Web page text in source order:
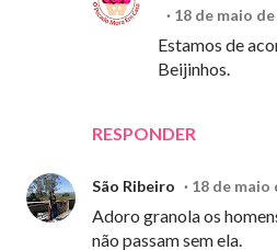
RESPONDER
18 de maio
Estamos de
Beijinhos.
São Ribeiro 18 de maio
Adoro granola os
não passam sem ela.